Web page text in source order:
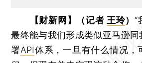
【财新网】（记者 王玲）“
最终能与我们形成类似亚马逊
署API体系，一旦有什么情况，